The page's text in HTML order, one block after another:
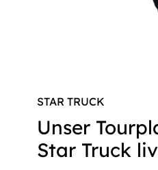
STAR TRUCK
Unser
Star Truck